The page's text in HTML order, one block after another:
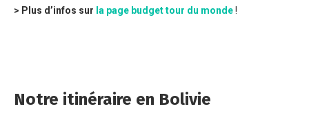
> Plus d’infos sur la page budget tour du monde!
Notre itinéraire en Bolivie